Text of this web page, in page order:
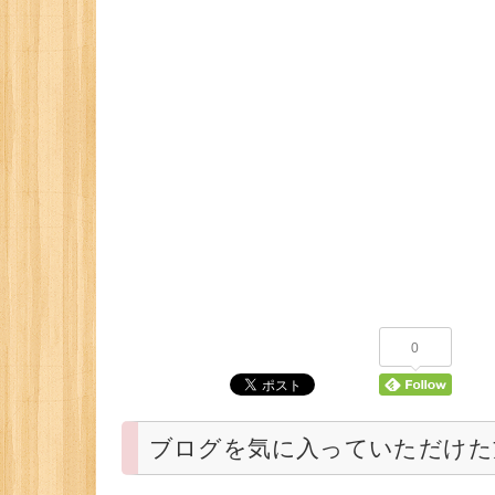
0
ブログを気に入っていただけ